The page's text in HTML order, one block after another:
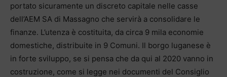
portato sicuramente un discreto capitale nelle casse
dell’AEM SA di Massagno che servirà a consolidare le
finanze. L’utenza è costituita, da circa 9 mila economie
domestiche, distribuite in 9 Comuni. Il borgo luganese è
in forte sviluppo, se si pensa che da qui al 2020 vanno in
costruzione, come si legge nei documenti del Consiglio